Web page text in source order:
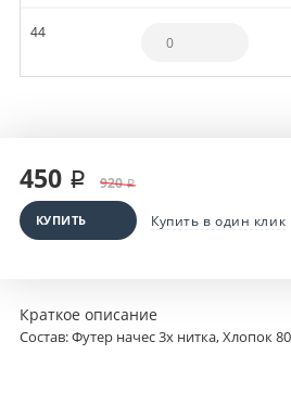
44
450 ₽ 920 ₽
КУПИТЬ Купить в один клик
Краткое описание
Cостав: Футер начес 3х нитка, Хлопок